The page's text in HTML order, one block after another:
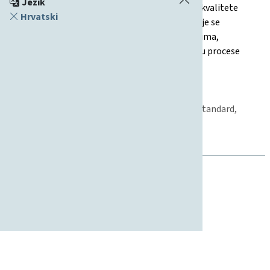
Hrvatski
omogućuju kontinuirano praćenje i poboljšanje kvalitete
svih segmenata fakulteta. Posebna pažnja pridaje se
mjerljivim ishodima, informiranju, odgovornostima,
financijskoj održivosti i uključivanju svih dionika u procese
Međunarodna suradnja, Znanost, Studentski standard,